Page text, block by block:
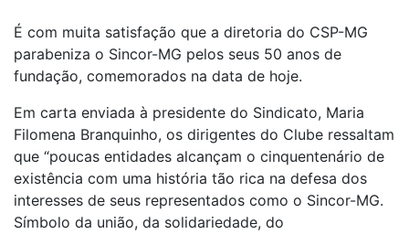
É com muita satisfação que a diretoria do CSP-MG
parabeniza o Sincor-MG pelos seus 50 anos de
fundação, comemorados na data de hoje.
Em carta enviada à presidente do Sindicato, Maria
Filomena Branquinho, os dirigentes do Clube ressaltam
que “poucas entidades alcançam o cinquentenário de
existência com uma história tão rica na defesa dos
interesses de seus representados como o Sincor-MG.
Símbolo da união, da solidariedade, do